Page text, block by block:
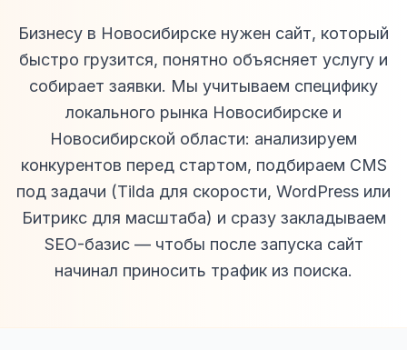
Бизнесу в Новосибирске нужен сайт, который
быстро грузится, понятно объясняет услугу и
собирает заявки. Мы учитываем специфику
локального рынка Новосибирске и
Новосибирской области: анализируем
конкурентов перед стартом, подбираем CMS
под задачи (Tilda для скорости, WordPress или
Битрикс для масштаба) и сразу закладываем
SEO-базис — чтобы после запуска сайт
начинал приносить трафик из поиска.